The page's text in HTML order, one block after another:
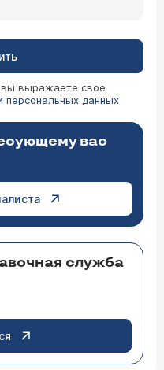
вы выражаете свое
персональных данных
вас
служба